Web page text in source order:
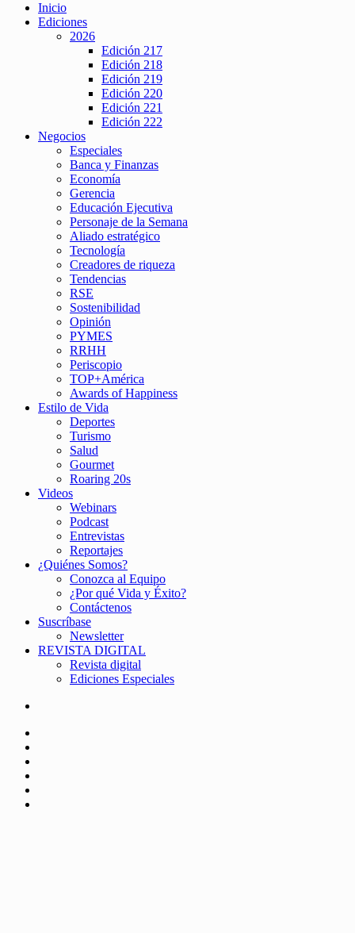
Inicio
Ediciones
2026
Edición 217
Edición 218
Edición 219
Edición 220
Edición 221
Edición 222
Negocios
Especiales
Banca y Finanzas
Economía
Gerencia
Educación Ejecutiva
Personaje de la Semana
Aliado estratégico
Tecnología
Creadores de riqueza
Tendencias
RSE
Sostenibilidad
Opinión
PYMES
RRHH
Periscopio
TOP+América
Awards of Happiness
Estilo de Vida
Deportes
Turismo
Salud
Gourmet
Roaring 20s
Videos
Webinars
Podcast
Entrevistas
Reportajes
¿Quiénes Somos?
Conozca al Equipo
¿Por qué Vida y Éxito?
Contáctenos
Suscríbase
Newsletter
REVISTA DIGITAL
Revista digital
Ediciones Especiales